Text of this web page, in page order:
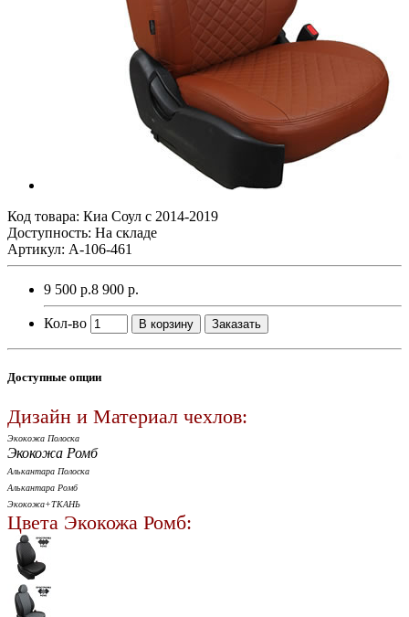
Код товара: Киа Соул с 2014-2019
Доступность: На складе
Артикул: A-106-461
9 500 р.8 900 р.
Кол-во В корзину Заказать
Доступные опции
Дизайн и Материал чехлов:
Экокожа Полоска
Экокожа Ромб
Алькантара Полоска
Алькантара Ромб
Экокожа+ТКАНЬ
Цвета Экокожа Ромб: